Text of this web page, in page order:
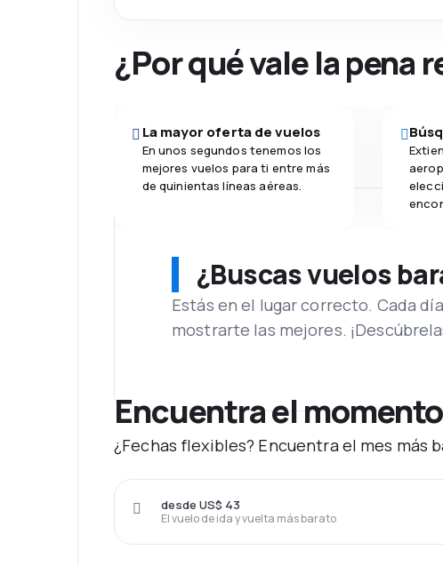
¿Por qué vale la pena
La mayor oferta de vuelos
En unos segundos tenemos los
mejores vuelos para ti entre más
de quinientas líneas aéreas.
¿Buscas vuelos
Estás en el lugar correcto. Cada
mostrarte las mejores.
Encuentra el
¿Fechas flexibles? Encuentra el mes más
El vuelo de ida y vuelta más barato
desde US$ 43